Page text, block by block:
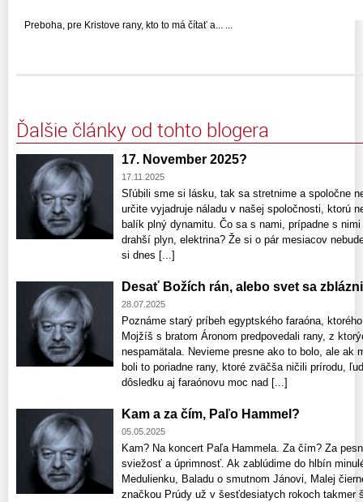
Preboha, pre Kristove rany, kto to má čítať a... ...
Ďalšie články od tohto blogera
17. November 2025?
17.11.2025
Sľúbili sme si lásku, tak sa stretnime a spoločne
určite vyjadruje náladu v našej spoločnosti, ktorú
balík plný dynamitu. Čo sa s nami, prípadne s
drahší plyn, elektrina? Že si o pár mesiacov
si dnes [...]
Desať Božích rán, alebo svet sa
28.07.2025
Poznáme starý príbeh egyptského faraóna,
Mojžíš s bratom Áronom predpovedali rany, z
nespamätala. Nevieme presne ako to bolo, ale ak
boli to poriadne rany, ktoré zväčša ničili prírodu,
dôsledku aj faraónovu moc nad [...]
Kam a za čím, Paľo Hammel?
05.05.2025
Kam? Na koncert Paľa Hammela. Za čím? Za
sviežosť a úprimnosť. Ak zablúdime do hlbín
Medulienku, Baladu o smutnom Jánovi, Malej
značkou Prúdy už v šesťdesiatych rokoch takmer